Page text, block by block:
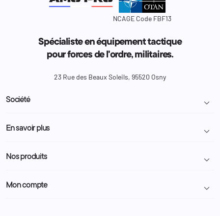
NCAGE Code FBF13
Spécialiste en équipement tactique
pour forces de l'ordre, militaires.
23 Rue des Beaux Soleils, 95520 Osny
Société 
Livraison et retour colis
Demande de devis
Nous contacter
En savoir plus 
Programme Fidélité
Administration
Nos produits 
Police Municipale | ASVP
Mon compte 